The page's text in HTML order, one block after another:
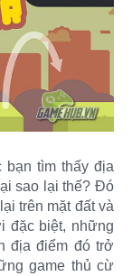
bạn tìm thấy địa
sao lại thế? Đó
trên mặt đất và
đặc biệt, những
địa điểm đó trở
game thủ cừ